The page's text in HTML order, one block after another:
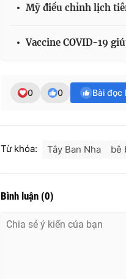
Mỹ điều chỉnh lịch
Vaccine COVID-19
0 0 Bài đọc
Từ khóa: Tây Ban Nha bê
Bình luận (0)